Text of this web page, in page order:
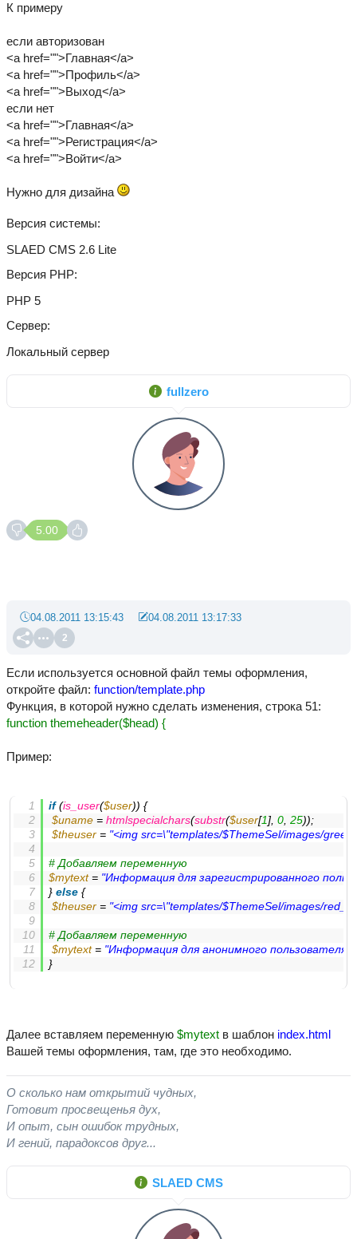
К примеру
если авторизован
<a href="">Главная</a>
<a href="">Профиль</a>
<a href="">Выход</a>
если нет
<a href="">Главная</a>
<a href="">Регистрация</a>
<a href="">Войти</a>
Нужно для дизайна
Версия системы
SLAED CMS 2.6 Lite
Версия PHP
PHP 5
Сервер
Локальный сервер
fullzero
5.00
2
04.08.2011 13:15:43 04.08.2011 13:17:33
Если используется основной файл темы оформления,
откройте файл: function/template.php
Функция, в которой нужно сделать изменения, строка 51:
function themeheader($head) {
Пример:
if (is_user($user)) {
$uname = htmlspecialchars(substr($user[1], 0, 25));
$theuser = "<img src=\"templates/$ThemeSel/images/
# Добавляем переменную
$mytext = "Информация для зарегистрированного
} else {
$theuser = "<img src=\"templates/$ThemeSel/images/
# Добавляем переменную
$mytext = "Информация для анонимного пользователя"
}
Далее вставляем переменную $mytext в шаблон index.html
Вашей темы оформления, там, где это необходимо.
О сколько нам открытий чудных,
Готовит просвещенья дух,
И опыт, сын ошибок трудных,
И гений, парадоксов друг...
SLAED CMS